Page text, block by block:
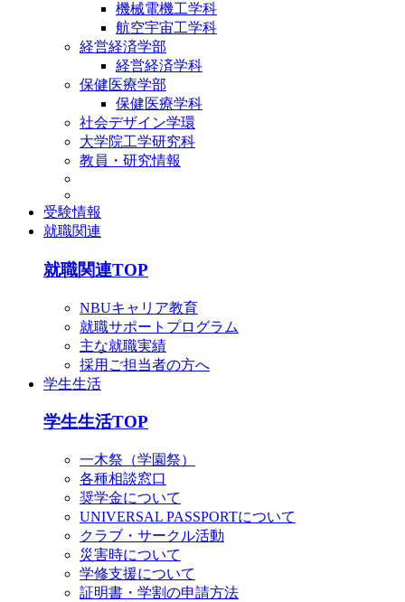
機械電機工学科
航空宇宙工学科
経営経済学部
経営経済学科
保健医療学部
保健医療学科
社会デザイン学環
大学院工学研究科
教員・研究情報
受験情報
就職関連
就職関連TOP
NBUキャリア教育
就職サポートプログラム
主な就職実績
採用ご担当者の方へ
学生生活
学生生活TOP
一木祭（学園祭）
各種相談窓口
奨学金について
UNIVERSAL PASSPORTについて
クラブ・サークル活動
災害時について
学修支援について
証明書・学割の申請方法